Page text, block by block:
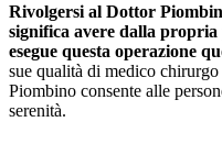
Rivolgersi al Dottor
significa avere dalla
esegue questa operazione
sue qualità di medico
Piombino consente alle
serenità.